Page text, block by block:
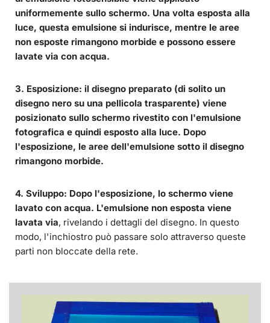
uniformemente sullo schermo. Una volta esposta alla
luce, questa emulsione si indurisce, mentre le aree
non esposte rimangono morbide e possono essere
lavate via con acqua.
3. Esposizione: il disegno preparato (di solito un
disegno nero su una pellicola trasparente) viene
posizionato sullo schermo rivestito con l'emulsione
fotografica e quindi esposto alla luce. Dopo
l'esposizione, le aree dell'emulsione sotto il disegno
rimangono morbide.
4. Sviluppo: Dopo l'esposizione, lo schermo viene
lavato con acqua. L'emulsione non esposta viene
lavata via, rivelando i dettagli del disegno. In questo
modo, l'inchiostro può passare solo attraverso queste
parti non bloccate della rete.